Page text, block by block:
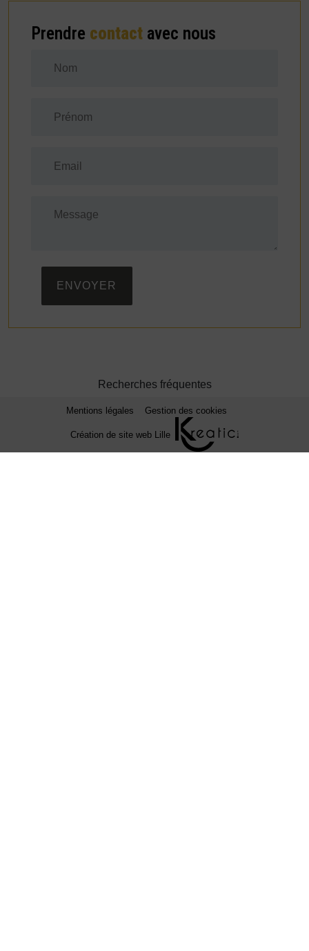
Prendre contact avec nous
ENVOYER
Recherches fréquentes
Mentions légales Gestion des cookies
Création de site web Lille